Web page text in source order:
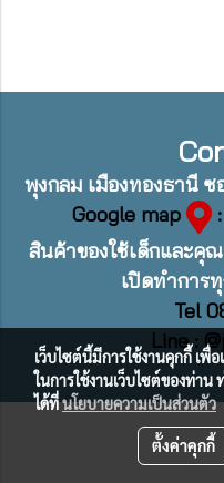
พุงกลม เมืองทองธานี ซ
Google map
:
สินค้าของใช้เด็กและ
เปิดทำการ
Tel
Line :
เว็บไซต์นี้มีการใช้งานคุกกี้ เ
ในการใช้งานเว็บไซต์ของท่าน
ได้ที่นโยบายความเป็นส่วนตัว
ตั้งค่าคุกกี้